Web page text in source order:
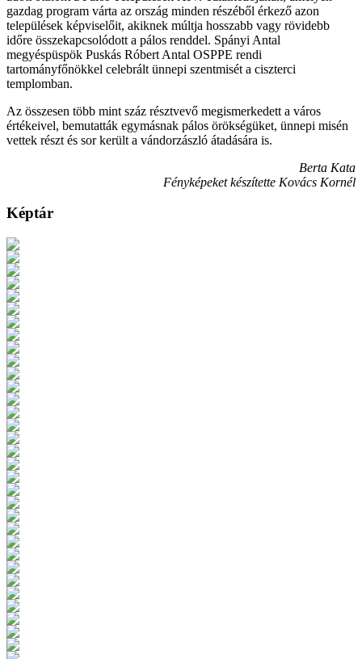
gazdag program várta az ország minden részéből érkező azon
települések képviselőit, akiknek múltja hosszabb vagy rövidebb
időre összekapcsolódott a pálos renddel. Spányi Antal
megyéspüspök Puskás Róbert Antal OSPPE rendi
tartományfőnökkel celebrált ünnepi szentmisét a ciszterci
templomban.
Az összesen több mint száz résztvevő megismerkedett a város
értékeivel, bemutatták egymásnak pálos örökségüket, ünnepi misén
vettek részt és sor került a vándorzászló átadására is.
Berta Kata
Fényképeket készítette Kovács Kornél
Képtár